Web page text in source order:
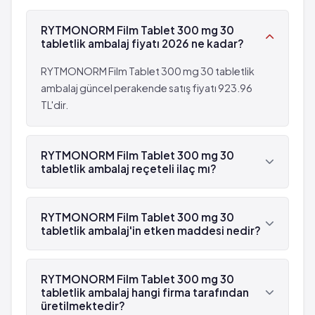
Kramplar
Mide ve bağırsak rahatsızlıkları
Sık enfeksiyon geçirme
Bilinmiyor: eldeki verilerden hareketle
görülme sıklığı tahmin edilemiyor
Kas ağrısı
Eklem ağrısı
Sarılık
Bilinç bulanıklığı
Kramplar
Mide ve bağırsak rahatsızlıkları
Sık enfeksiyon geçirme
RYTMONORM Film Tablet 300 mg 30
tabletlik ambalaj fiyatı 2026 ne kadar?
RYTMONORM Film Tablet 300 mg 30 tabletlik
ambalaj güncel perakende satış fiyatı 923.96
TL'dir.
RYTMONORM Film Tablet 300 mg 30
tabletlik ambalaj reçeteli ilaç mı?
Evet, RYTMONORM Film Tablet 300 mg 30
tabletlik ambalaj beyaz reçetelidir.
RYTMONORM Film Tablet 300 mg 30
tabletlik ambalaj'in etken maddesi nedir?
RYTMONORM Film Tablet 300 mg 30 tabletlik
ambalaj'in etken maddesi Propafenon 'dür.
RYTMONORM Film Tablet 300 mg 30
tabletlik ambalaj hangi firma tarafından
üretilmektedir?